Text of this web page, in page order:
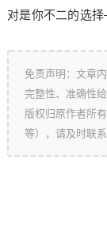
对是你不二的选
免责声明：文章
完整性、准确性
版权归原作者所
等），请及时联